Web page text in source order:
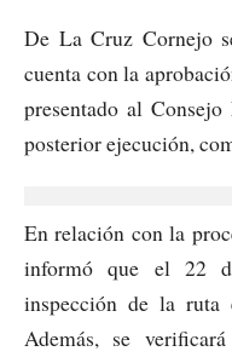
De La Cruz Cornejo
cuenta con la
presentado al
posterior ejecución,
En relación con la
informó que el 22
inspección de la ruta
Además, se